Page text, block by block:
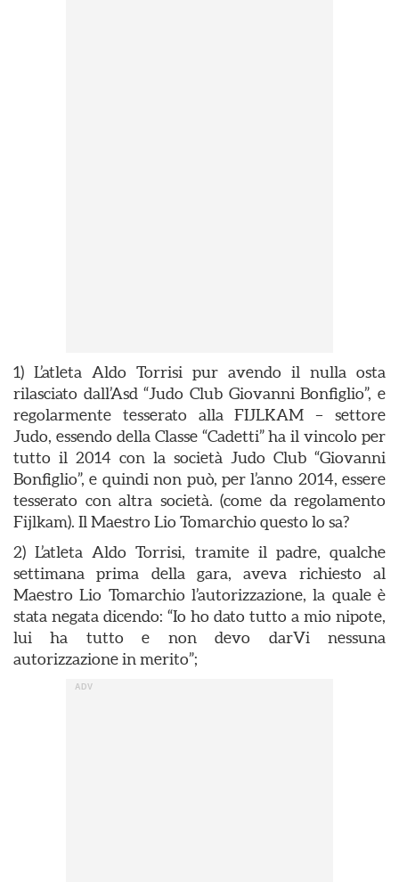
1) L’atleta Aldo Torrisi pur avendo il nulla osta
rilasciato dall’Asd “Judo Club Giovanni Bonfiglio”, e
regolarmente tesserato alla FIJLKAM – settore
Judo, essendo della Classe “Cadetti” ha il vincolo per
tutto il 2014 con la società Judo Club “Giovanni
Bonfiglio”, e quindi non può, per l’anno 2014, essere
tesserato con altra società. (come da regolamento
Fijlkam). Il Maestro Lio Tomarchio questo lo sa?
2) L’atleta Aldo Torrisi, tramite il padre, qualche
settimana prima della gara, aveva richiesto al
Maestro Lio Tomarchio l’autorizzazione, la quale è
stata negata dicendo: “Io ho dato tutto a mio nipote,
lui ha tutto e non devo darVi nessuna
autorizzazione in merito”;